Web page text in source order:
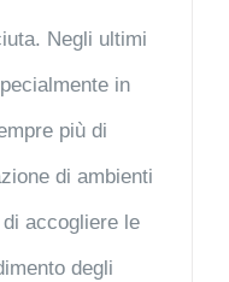
Negli ultimi
in
più di
di ambienti
accogliere le
degli